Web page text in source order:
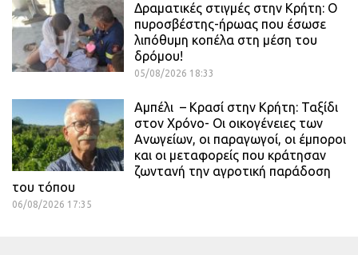
Δραματικές στιγμές στην Κρήτη: Ο
πυροσβέστης-ήρωας που έσωσε
λιπόθυμη κοπέλα στη μέση του
δρόμου!
05/08/2026 18:33
Αμπέλι – Κρασί στην Κρήτη: Ταξίδι
στον Χρόνο- Οι οικογένειες των
Ανωγείων, οι παραγωγοί, οι έμποροι
και οι μεταφορείς που κράτησαν
ζωντανή την αγροτική παράδοση
του τόπου
06/08/2026 17:35